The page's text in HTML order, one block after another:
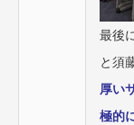
最後
と須
厚い
極的